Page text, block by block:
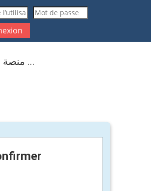
la saisie de recherche
منصة التعليم عن بعد ...